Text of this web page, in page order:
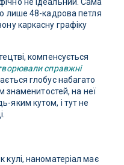
не ідеальний. Сама
лише 48-кадрова петля
каркасну графіку
компенсується
справжні
глобус набагато
знаменитостей, на неї
яким кутом, і тут не
кулі, наноматеріал має